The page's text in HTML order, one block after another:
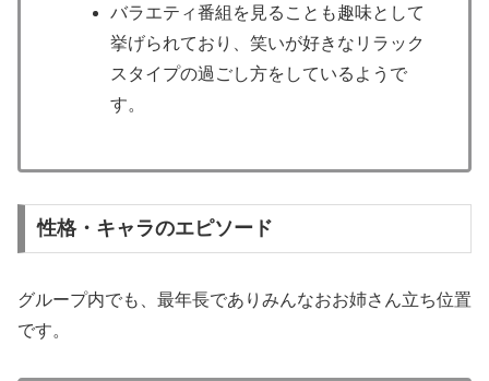
バラエティ番組を見ることも趣味として
挙げられており、笑いが好きなリラック
スタイプの過ごし方をしているようで
す。​
性格・キャラのエピソード
グループ内でも、最年長でありみんなおお姉さん立ち位置
です。